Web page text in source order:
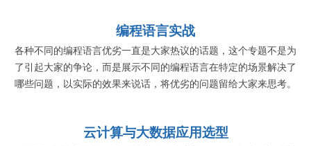
编程语言实战
各种不同的编程语言优劣一直是大家热议的话题，这个专题不是为
了引起大家的争论，而是展示不同的编程语言在特定的场景解决了
哪些问题，以实际的效果来说话，将优劣的问题留给大家来思考。
云计算与大数据应用选型